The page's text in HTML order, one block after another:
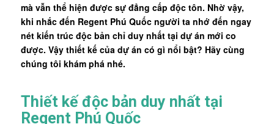
mà vẫn thể hiện được sự đẳng cấp độc tôn. Nhờ vậy,
khi nhắc đến Regent Phú Quốc người ta nhớ đến ngay
nét kiến trúc độc bản chỉ duy nhất tại dự án mới co
được. Vậy thiết kế của dự án có gì nổi bật? Hãy cùng
chúng tôi khám phá nhé.
Thiết kế độc bản duy nhất tại
Regent Phú Quốc